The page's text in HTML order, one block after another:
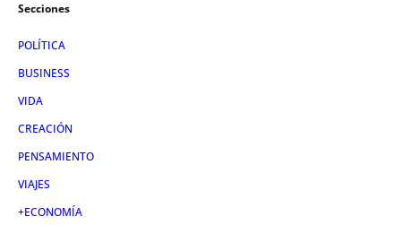
Secciones
POLÍTICA
BUSINESS
VIDA
CREACIÓN
PENSAMIENTO
VIAJES
+ECONOMÍA